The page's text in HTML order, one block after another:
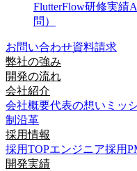
FlutterFlow研修実績
問）
お問い合わせ資料請求
弊社の強み
開発の流れ
会社紹介
会社概要代表の想い ミッ
制 沿革
採用情報
採用TOPエンジニア採用
開発実績